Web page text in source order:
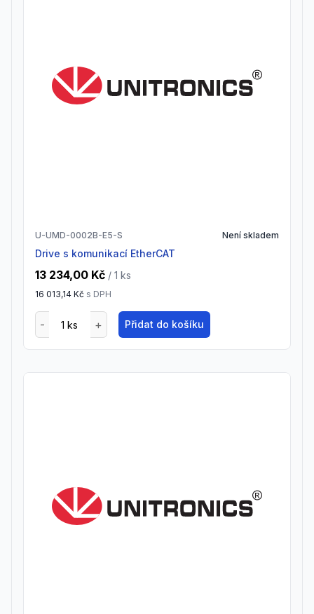
U-UMD-0002B-E5-S Není skladem
drive s komunikací EtherCAT
13 234,00 Kč / 1 ks
16 013,14 Kč s DPH
Přidat do košíku